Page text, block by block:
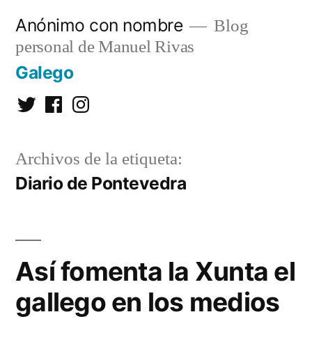
contenido
Anónimo con nombre
Blog
personal de Manuel Rivas
Galego
TwitterFacebookInstagram
Archivos de la etiqueta:
Diario de Pontevedra
Así fomenta la Xunta el
gallego en los medios